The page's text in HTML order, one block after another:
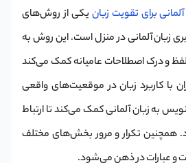
برای تقویت زبان یکی از روش‌های
زبان آلمانی در منزل است. این روش به
و درک اصطلاحات عامیانه کمک می‌کند
با کاربرد زبان در موقعیت‌های واقعی
به زبان آلمانی کمک می‌کند تا ارتباط
همچنین تکرار و مرور بخش‌های مختلف
و عبارات در ذهن می‌شود.